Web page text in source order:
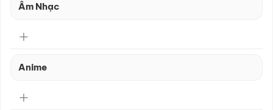
Âm Nhạc
Anime